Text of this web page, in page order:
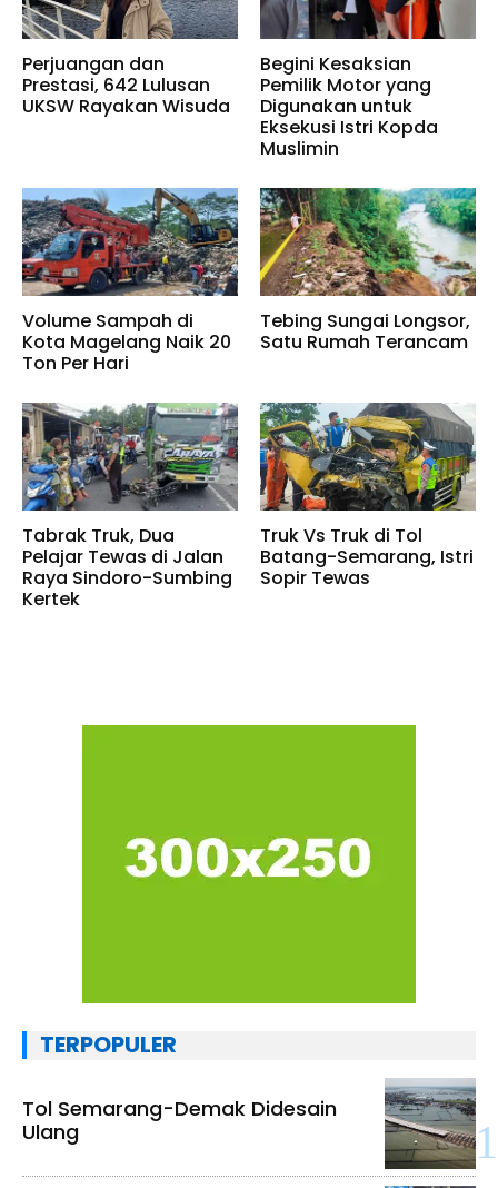
Perjuangan dan
Prestasi, 642 Lulusan
UKSW Rayakan Wisuda
Begini Kesaksian
Pemilik Motor yang
Digunakan untuk
Eksekusi Istri Kopda
Muslimin
Volume Sampah di
Kota Magelang Naik 20
Ton Per Hari
Tebing Sungai Longsor,
Satu Rumah Terancam
Tabrak Truk, Dua
Pelajar Tewas di Jalan
Raya Sindoro-Sumbing
Kertek
Truk Vs Truk di Tol
Batang-Semarang, Istri
Sopir Tewas
TERPOPULER
Tol Semarang-Demak Didesain
Ulang